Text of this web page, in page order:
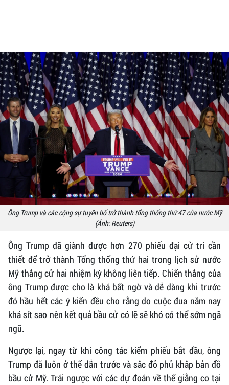
Ông Trump và các cộng sự tuyên bố trở thành tổng thống thứ 47 của nước Mỹ
(Ảnh: Reuters)
Ông Trump đã giành được hơn 270 phiếu đại cử tri cần
thiết để trở thành Tổng thống thứ hai trong lịch sử nước
Mỹ thắng cử hai nhiệm kỳ không liên tiếp. Chiến thắng của
ông Trump được cho là khá bất ngờ và dễ dàng khi trước
đó hầu hết các ý kiến đều cho rằng do cuộc đua năm nay
khá sít sao nên kết quả bầu cử có lẽ sẽ khó có thể sớm ngã
ngũ.
Ngược lại, ngay từ khi công tác kiểm phiếu bắt đầu, ông
Trump đã luôn ở thế dẫn trước và sắc đỏ phủ khắp bản đồ
bầu cử Mỹ. Trái ngược với các dự đoán về thế giằng co tại